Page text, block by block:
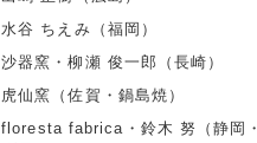
水谷 ちえみ（福岡）
沙器窯・柳瀬 俊一郎（長崎）
虎仙窯（佐賀・鍋島焼）
floresta fabrica・鈴木 努（静岡・